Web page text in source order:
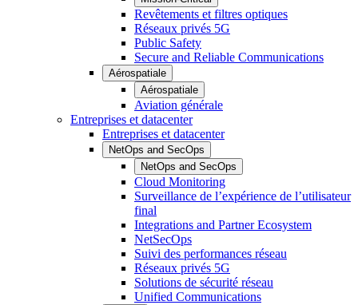
Revêtements et filtres optiques
Réseaux privés 5G
Public Safety
Secure and Reliable Communications
Aérospatiale
Aérospatiale
Aviation générale
Entreprises et datacenter
Entreprises et datacenter
NetOps and SecOps
NetOps and SecOps
Cloud Monitoring
Surveillance de l’expérience de l’utilisateur
final
Integrations and Partner Ecosystem
NetSecOps
Suivi des performances réseau
Réseaux privés 5G
Solutions de sécurité réseau
Unified Communications